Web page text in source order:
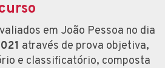
em João Pessoa no dia
através de prova objetiva,
e classificatório, composta